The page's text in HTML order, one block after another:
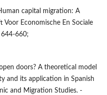
capital migration: A
Voor Economische En Sociale
660;
doors? A theoretical model
and its application in Spanish
and Migration Studies. -